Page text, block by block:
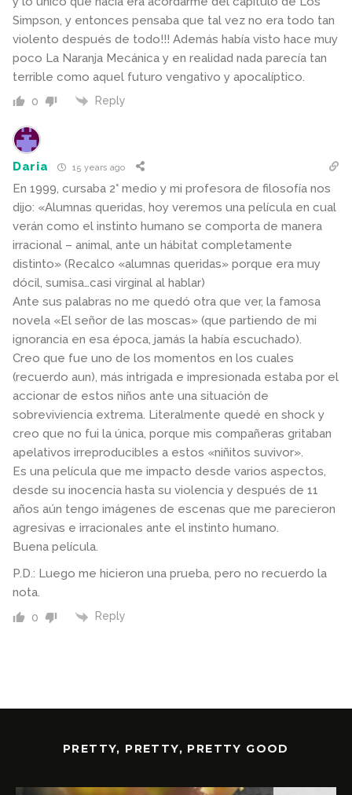
Simpson, y entonces pensaba que tal vez no era todo tan
violento después de todo!!! Además había visto hace muy
poco La Naranja Mecánica y en realidad nada parecía tan
terrible como aquel futuro vengativo y apocalíptico.
0 Reply
Daria 15 years ago
En 1999, cursaba 2° medio y mi profesora de filosofía nos
dijo: «Alumnas queridas, hoy veremos una película en cual
verán como el instinto humano se comporta de manera
irracional – animal, ante un hábitat completamente
distinto» (Recalco «alumnas queridas» porque era muy
dócil, sumisa…casi virginal al hablar)
Ante sus palabras no me quedó otra que ver, la famosa
novela «El señor de las moscas» (que partiendo de mi
ignorancia en esa época, jamás la había escuchado).
Creo que fue uno de los momentos en los cuales
(recuerdo aun), más intrigada e impresionada estaba por el
accionar de estos niños ante una situación de
sobreviviencia extrema. Literalmente quedé en shock y
creo que no fui la única, porque mis compañeras gritaban
apelativos irreproducibles a estos «niñitos suvivor».
Es una película que me impacto desde varios aspectos,
desde su inocencia hasta su violencia y después de 11
años aún tengo imágenes de escenas que me parecieron
agresivas e irracionales ante el instinto humano.
Buena película.
P.D.: Luego me hicieron una prueba, pero no recuerdo la
nota.
0 Reply
PRETTY, PRETTY, PRETTY GOOD